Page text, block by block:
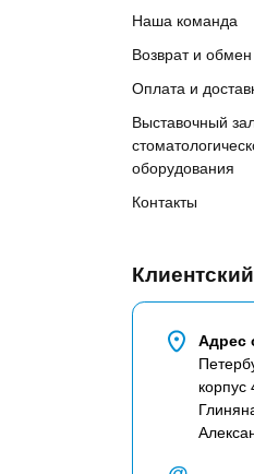
Наша команда
Возврат и обмен
Оплата и
Выставочный
оборудования
Контакты
Адрес
корпус